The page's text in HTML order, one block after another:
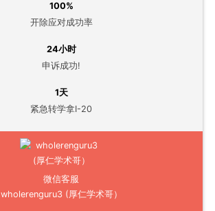
100%
开除应对成功率
24小时
申诉成功!
1天
紧急转学拿I-20
微信客服
wholerenguru3 (厚仁学术哥）